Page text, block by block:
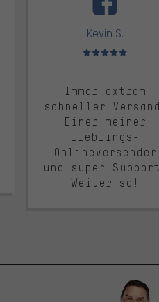
Kevin S.
Bewertungen: 5 von 5
Immer extrem
schneller
Einer meiner
Lieblings-
Onlineversender
und super
Weiter so!